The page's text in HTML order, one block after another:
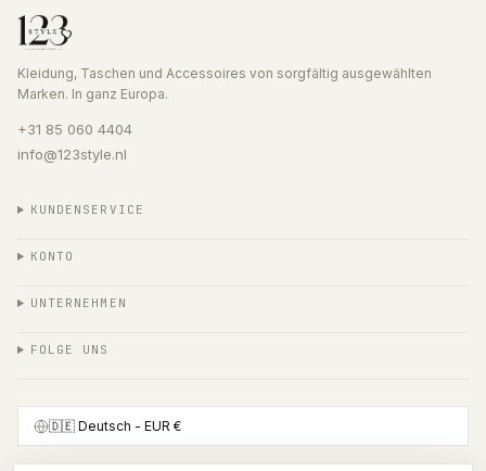
Kleidung, Taschen und Accessoires von sorgfältig ausgewählten
Marken. In ganz Europa.
+31 85 060 4404
info@123style.nl
KUNDENSERVICE
KONTO
UNTERNEHMEN
FOLGE UNS
🇩🇪 Deutsch - EUR €